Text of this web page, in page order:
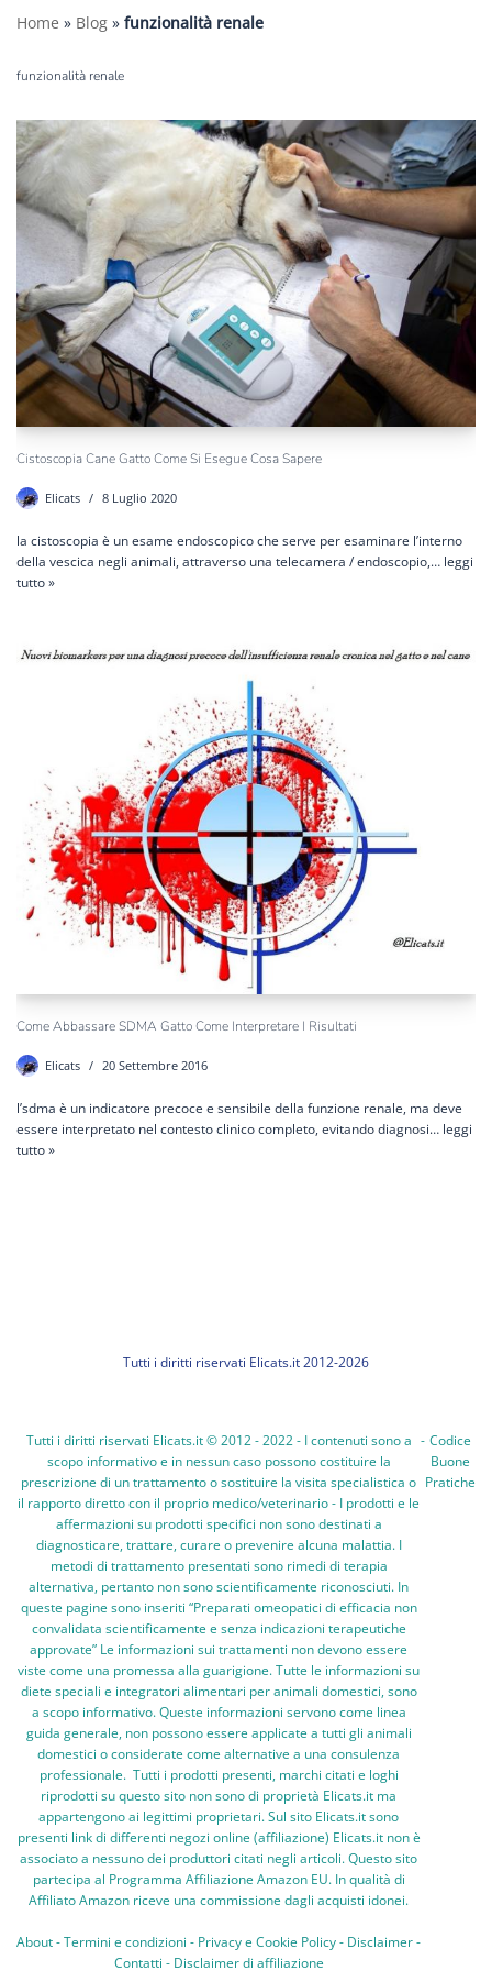
Home » Blog » funzionalità renale
funzionalità renale
Cistoscopia Cane Gatto Come Si Esegue Cosa Sapere
Elicats 8 Luglio 2020
la cistoscopia è un esame endoscopico che serve per esaminare l’interno
della vescica negli animali, attraverso una telecamera / endoscopio,… leggi
tutto »
Come Abbassare SDMA Gatto Come Interpretare I Risultati
Elicats 20 Settembre 2016
l’sdma è un indicatore precoce e sensibile della funzione renale, ma deve
essere interpretato nel contesto clinico completo, evitando diagnosi… leggi
tutto »
Tutti i diritti riservati Elicats.it 2012-2026
Tutti i diritti riservati Elicats.it © 2012 - 2022 - I contenuti sono a
scopo informativo e in nessun caso possono costituire la
prescrizione di un trattamento o sostituire la visita specialistica o
il rapporto diretto con il proprio medico/veterinario - I prodotti e le
affermazioni su prodotti specifici non sono destinati a
diagnosticare, trattare, curare o prevenire alcuna malattia. I
metodi di trattamento presentati sono rimedi di terapia
alternativa, pertanto non sono scientificamente riconosciuti. In
queste pagine sono inseriti “Preparati omeopatici di efficacia non
convalidata scientificamente e senza indicazioni terapeutiche
approvate” Le informazioni sui trattamenti non devono essere
viste come una promessa alla guarigione. Tutte le informazioni su
diete speciali e integratori alimentari per animali domestici, sono
a scopo informativo. Queste informazioni servono come linea
guida generale, non possono essere applicate a tutti gli animali
domestici o considerate come alternative a una consulenza
professionale. Tutti i prodotti presenti, marchi citati e loghi
riprodotti su questo sito non sono di proprietà Elicats.it ma
appartengono ai legittimi proprietari. Sul sito Elicats.it sono
presenti link di differenti negozi online (affiliazione) Elicats.it non è
associato a nessuno dei produttori citati negli articoli. Questo sito
partecipa al Programma Affiliazione Amazon EU. In qualità di
Affiliato Amazon riceve una commissione dagli acquisti idonei.
About-Termini e condizioni - Privacy e Cookie Policy- Disclaimer-
Contatti - Disclaimer di affiliazione
- Codice
Buone
Pratiche